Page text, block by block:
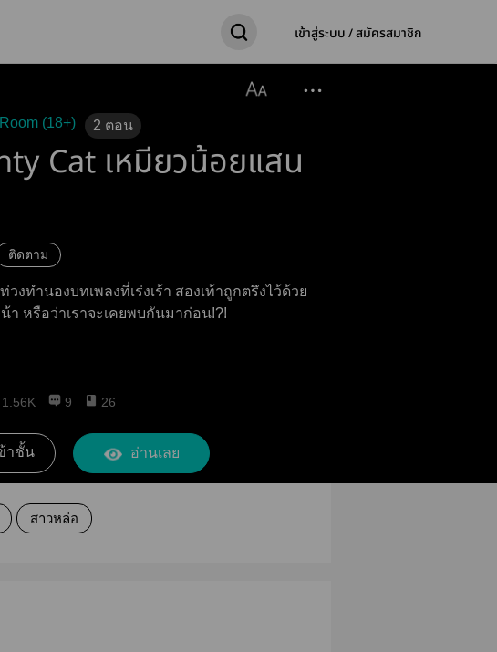
เข้าสู่ระบบ / สมัครสมาชิก
(18+) 2 ตอน
Cat เหมียวน้อยแสน
ติดตาม
งทำนองบทเพลงที่เร่งเร้า สองเท้าถูกตรึงไว้ด้วย
า หรือว่าเราจะเคยพบกันมาก่อน!?!
1.56K 9 26
าชั้น อ่านเลย
สาวหล่อ